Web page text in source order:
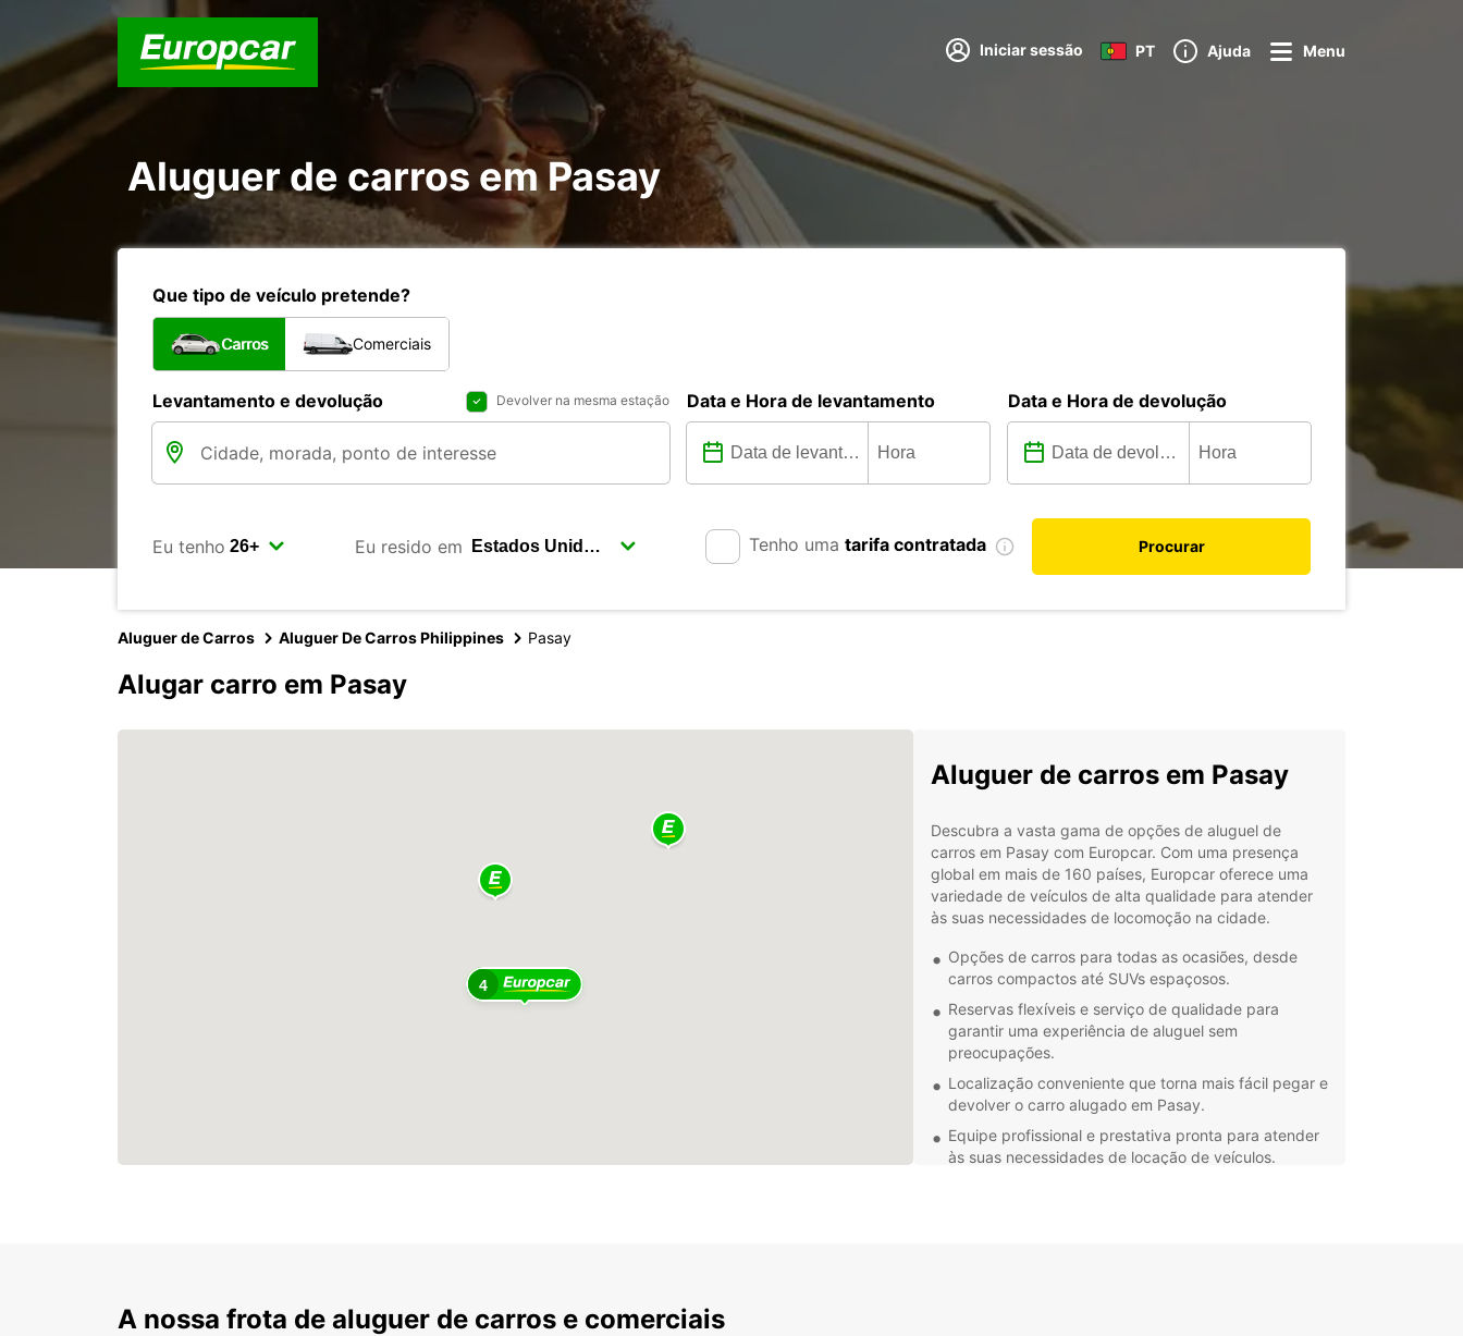
Iniciar sessão PT Ajuda Menu
Aluguer de carros em Pasay
Que tipo de veículo pretende?
Carros Comerciais
Levantamento e devolução Devolver na mesma estação Data e Hora de levantamento Data e Hora de devolução
Eu tenho Eu resido em Tenho uma tarifa contratada Procurar
Aluguer de Carros Aluguer De Carros Philippines Pasay
Alugar carro em Pasay
4
Aluguer de carros em Pasay
Descubra a vasta gama de opções de aluguel de
carros em Pasay com Europcar. Com uma presença
global em mais de 160 países, Europcar oferece uma
variedade de veículos de alta qualidade para atender
às suas necessidades de locomoção na cidade.
Opções de carros para todas as ocasiões, desde
carros compactos até SUVs espaçosos.
Reservas flexíveis e serviço de qualidade para
garantir uma experiência de aluguel sem
preocupações.
Localização conveniente que torna mais fácil pegar e
devolver o carro alugado em Pasay.
Equipe profissional e prestativa pronta para atender
às suas necessidades de locação de veículos.
A nossa frota de aluguer de carros e comerciais